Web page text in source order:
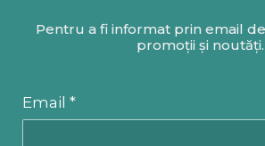
Pentru a fi informat prin email
promoții și noutăți.
Email *